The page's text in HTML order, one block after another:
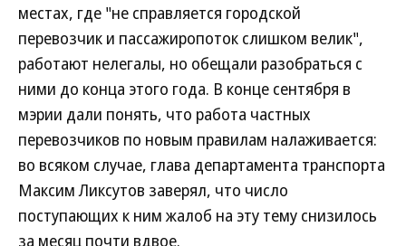
местах, где "не справляется городской
перевозчик и пассажиропоток слишком велик",
работают нелегалы, но обещали разобраться с
ними до конца этого года. В конце сентября в
мэрии дали понять, что работа частных
перевозчиков по новым правилам налаживается:
во всяком случае, глава департамента транспорта
Максим Ликсутов заверял, что число
поступающих к ним жалоб на эту тему снизилось
за месяц почти вдвое.